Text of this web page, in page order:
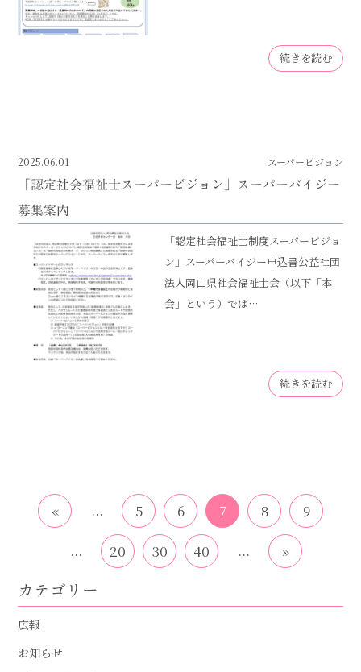
続きを読む
2025.06.01 スーパービジョン
「認定社会福祉士スーパービジョン」スーパーバイジー
募集案内
「認定社会福祉士制度スーパービジョ
ン」スーパーバイジー申込書公益社団
法人岡山県社会福祉士会（以下「本
会」という）では…
続きを読む
« ... 5 6 7 8 9
... 20 30 40 ... »
カテゴリー
広報
お知らせ